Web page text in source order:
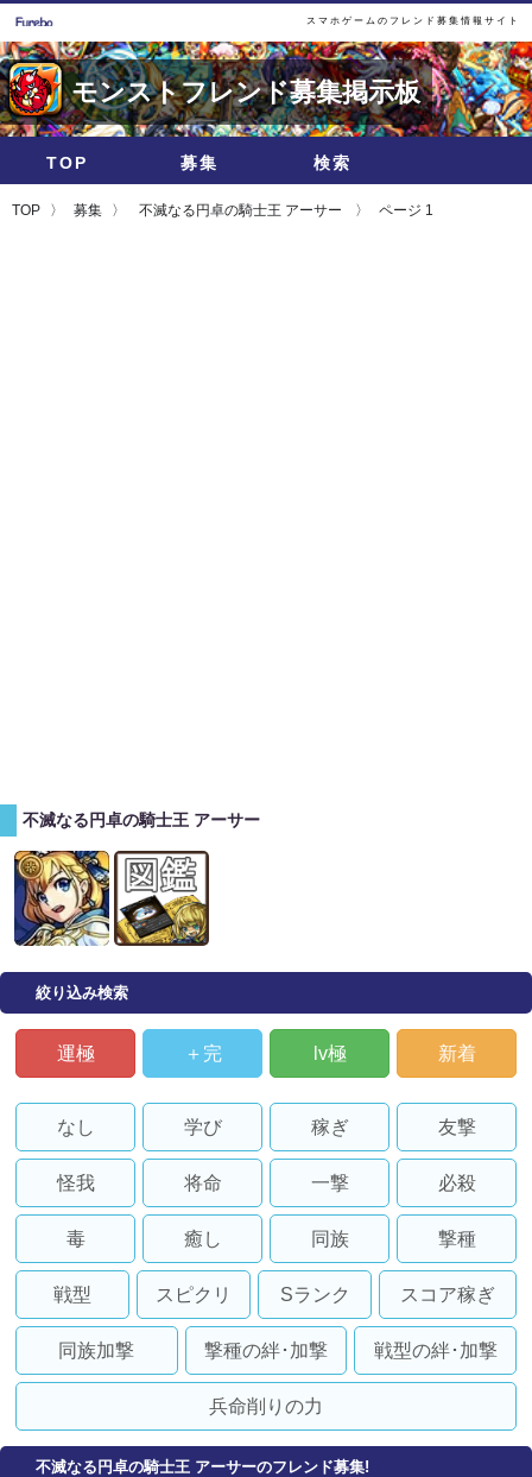
スマホゲームのフレンド募集情報サイト
モンストフレンド募集掲示板
TOP 募集 検索
TOP 募集 不滅なる円卓の騎士王 アーサー ページ 1
不滅なる円卓の騎士王 アーサー
絞り込み検索
運極 ＋完 lv極 新着
なし 学び 稼ぎ 友撃
怪我 将命 一撃 必殺
毒 癒し 同族 撃種
戦型 スピクリ Sランク スコア稼ぎ
同族加撃 撃種の絆･加撃 戦型の絆･加撃
兵命削りの力
不滅なる円卓の騎士王 アーサーのフレンド募集!